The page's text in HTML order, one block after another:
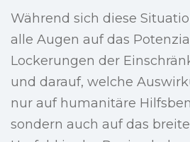
Während sich diese
alle Augen auf das
Lockerungen der
und darauf, welche
nur auf humanitäre
sondern auch auf das